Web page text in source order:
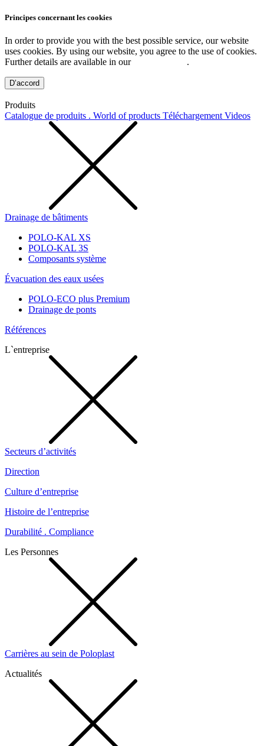
Principes concernant les cookies
In order to provide you with the best possible service, our website
uses cookies. By using our website, you agree to the use of cookies.
Further details are available in our
.
D’accord
Produits
Catalogue de produits . World of products Téléchargement Videos
Drainage de bâtiments
POLO-KAL XS
POLO-KAL 3S
Composants système
Évacuation des eaux usées
POLO-ECO plus Premium
Drainage de ponts
Références
L`entreprise
Secteurs d’activités
Direction
Culture d’entreprise
Histoire de l’entreprise
Durabilité . Compliance
Les Personnes
Carrières au sein de Poloplast
Actualités